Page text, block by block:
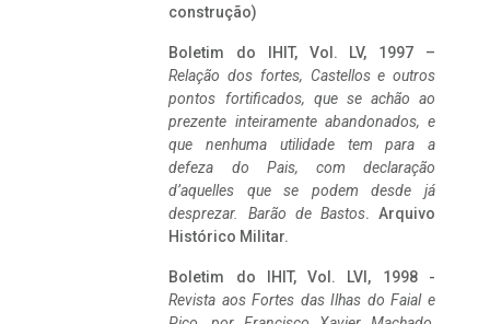
construção)
Boletim do IHIT, Vol. LV, 1997 –
Relação dos fortes, Castellos e outros
pontos fortificados, que se achão ao
prezente inteiramente abandonados, e
que nenhuma utilidade tem para a
defeza do Pais, com declaração
d’aquelles que se podem desde já
desprezar. Barão de Bastos. Arquivo
Histórico Militar.
Boletim do IHIT, Vol. LVI, 1998 -
Revista aos Fortes das Ilhas do Faial e